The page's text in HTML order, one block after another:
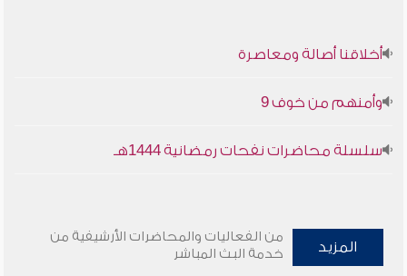
أخلاقنا أصالة ومعاصرة
وأمنهم من خوف 9
سلسلة محاضرات نفحات رمضانية 1444هـ
المزيد
من الفعاليات والمحاضرات الأرشيفية من
خدمة البث المباشر